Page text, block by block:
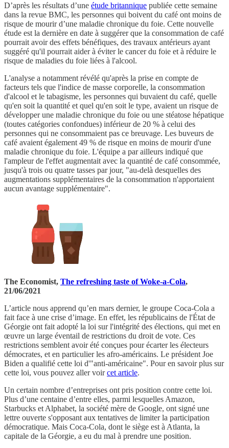
D’après les résultats d’une étude britannique publiée cette semaine
dans la revue BMC, les personnes qui boivent du café ont moins de
risque de mourir d’une maladie chronique du foie. Cette nouvelle
étude est la dernière en date à suggérer que la consommation de café
pourrait avoir des effets bénéfiques, des travaux antérieurs ayant
suggéré qu'il pourrait aider à éviter le cancer du foie et à réduire le
risque de maladies du foie liées à l'alcool.
L'analyse a notamment révélé qu'après la prise en compte de
facteurs tels que l'indice de masse corporelle, la consommation
d'alcool et le tabagisme, les personnes qui buvaient du café, quelle
qu'en soit la quantité et quel qu'en soit le type, avaient un risque de
développer une maladie chronique du foie ou une stéatose hépatique
(toutes catégories confondues) inférieur de 20 % à celui des
personnes qui ne consommaient pas ce breuvage. Les buveurs de
café avaient également 49 % de risque en moins de mourir d'une
maladie chronique du foie. L'équipe a par ailleurs indiqué que
l'ampleur de l'effet augmentait avec la quantité de café consommée,
jusqu'à trois ou quatre tasses par jour, "au-delà desquelles des
augmentations supplémentaires de la consommation n'apportaient
aucun avantage supplémentaire".
The Economist, The refreshing taste of Woke-a-Cola,
21/06/2021
L’article nous apprend qu’en mars dernier, le groupe Coca-Cola a
fait face à une crise d’image. En effet, les républicains de l'État de
Géorgie ont fait adopté la loi sur l'intégrité des élections, qui met en
œuvre un large éventail de restrictions du droit de vote. Ces
restrictions semblent avoir été conçues pour écarter les électeurs
démocrates, et en particulier les afro-américains. Le président Joe
Biden a qualifié cette loi d'"anti-américaine". Pour en savoir plus sur
cette loi, vous pouvez aller voircet article.
Un certain nombre d’entreprises ont pris position contre cette loi.
Plus d’une centaine d’entre elles, parmi lesquelles Amazon,
Starbucks et Alphabet, la société mère de Google, ont signé une
lettre ouverte s'opposant aux tentatives de limiter la participation
démocratique. Mais Coca-Cola, dont le siège est à Atlanta, la
capitale de la Géorgie, a eu du mal à prendre une position.